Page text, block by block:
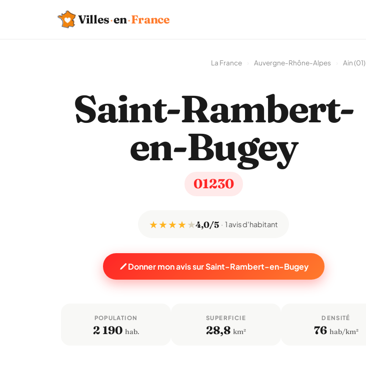
Villes·en·France
La France Auvergne-Rhône-Alpes Ain (01)
Saint-Rambert-
en-Bugey
01230
★ ★ ★ ★★4,0/5 1 avis d'habitant
Donner mon avis sur Saint-Rambert-en-Bugey
POPULATION
2 190 hab.
SUPERFICIE
28,8 km²
DENSITÉ
76 hab/km²